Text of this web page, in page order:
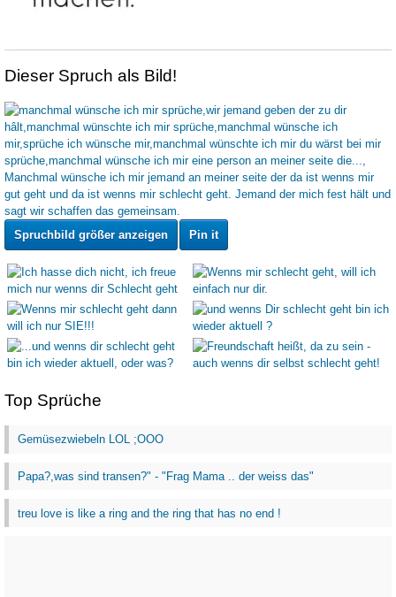
Dieser Spruch als Bild!
Spruchbild größer anzeigen Pin it
Top Sprüche
Gemüsezwiebeln LOL ;OOO
Papa?,was sind transen?" - "Frag Mama .. der weiss das"
treu love is like a ring and the ring that has no end !